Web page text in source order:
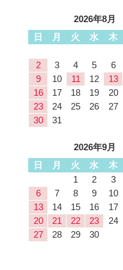
2026年8月
日
月 火 水 木
2
3 4 5 6
9
10 11 12 13
16
17 18 19 20
23
24 25 26 27
30
31
2026年9月
日
月 火 水 木
1
2 3
6
7 8 9 10
13
14 15 16 17
20
21 22 23 24
27
28 29 30